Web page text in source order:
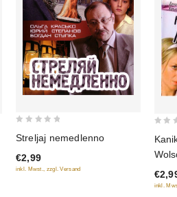
of
5
Streljaj nemedlenno
€2,99
inkl. Mwst., zzgl. Versand
of
5
inkl.